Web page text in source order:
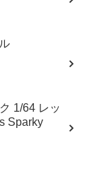
1/64 レッ
Sparky